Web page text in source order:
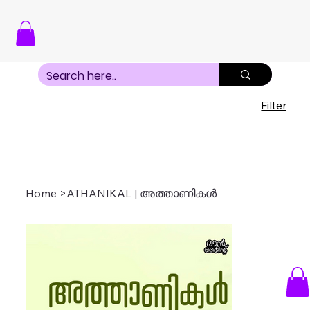
Home >ATHANIKAL | അത്താണികൾ
Filter